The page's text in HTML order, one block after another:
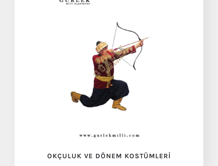
OKÇULUK VE DÖNEM KOSTÜMLERI